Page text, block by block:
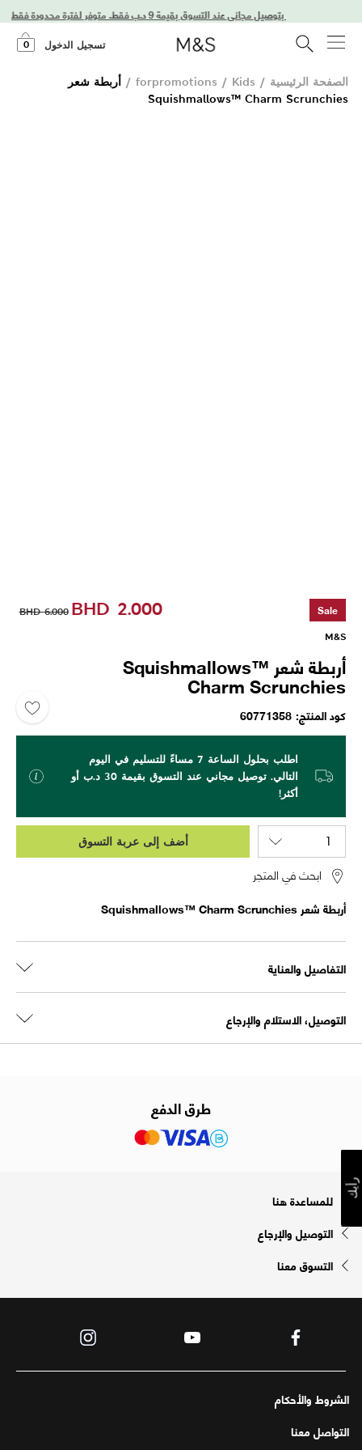
تسجيل الدخول 0
الصفحة الرئيسية /
forpromotions / Kids
/ أربطة شعر
Squishmallows™ Charm Scrunchies
Sale
BHD 2.000
BHD6.000
M&S
أربطة شعر Squishmallows™
Charm Scrunchies
كود المنتج 60771358
اطلب بحلول الساعة 7 مساءً للتسليم في اليوم
التالي. توصيل مجاني عند التسوق بقيمة 30 د.ب أو
أكثر!
أضف إلى عربة التسوق
ابحث في المتجر
أربطة شعر Squishmallows™ Charm Scrunchies
التفاصيل والعناية
التوصيل، الاستلام والإرجاع
طرق الدفع
للمساعدة هنا
التوصيل والإرجاع
التسوق معنا
الشروط والأحكام
التواصل معنا
رأيك